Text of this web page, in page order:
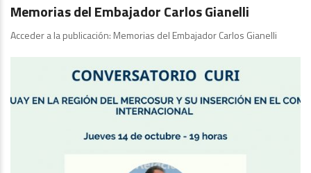
Memorias del Embajador Carlos Gianelli
Acceder a la publicación: Memorias del Embajador Carlos Gianelli